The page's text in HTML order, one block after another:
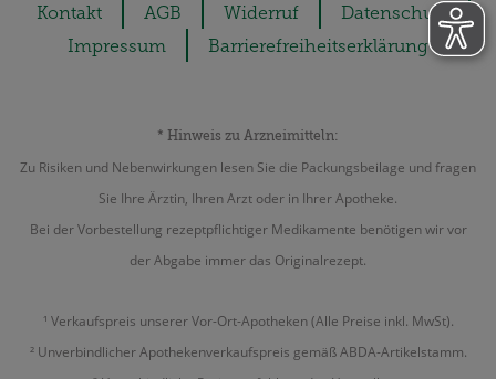
Kontakt AGB Widerruf
Datenschutz
Impressum
Barrierefreiheitserklärung
* Hinweis zu Arzneimitteln:
Zu Risiken und Nebenwirkungen lesen Sie die Packungsbeilage und fragen
Sie Ihre Ärztin, Ihren Arzt oder in Ihrer Apotheke.
Bei der Vorbestellung rezeptpflichtiger Medikamente benötigen wir vor
der Abgabe immer das Originalrezept.
¹ Verkaufspreis unserer Vor-Ort-Apotheken (Alle Preise inkl. MwSt).
² Unverbindlicher Apothekenverkaufspreis gemäß ABDA-Artikelstamm.